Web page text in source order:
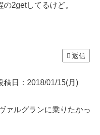
2getしてるけど。
返信
稿日：2018/01/15(月)
ァルグランに乗りたかっ